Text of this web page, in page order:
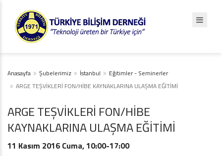
Anasayfa Şubelerimiz İstanbul
Eğitimler - Seminerler
ARGE TEŞVİKLERİ FON/HİBE KAYNAKLARINA ULAŞMA EĞİTİMİ
ARGE TEŞVİKLERİ FON/HİBE
KAYNAKLARINA ULAŞMA EĞİTİMİ
11 Kasım 2016 Cuma, 10:00-17:00